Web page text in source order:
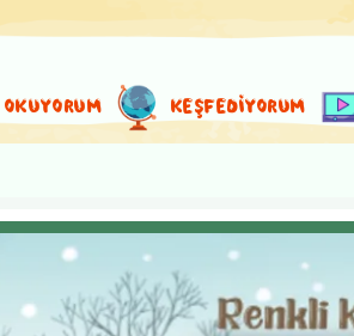
OKUYORUM KEŞFEDİYORUM